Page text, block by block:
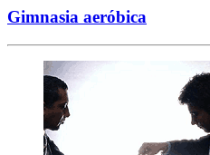
Gimnasia aeróbica